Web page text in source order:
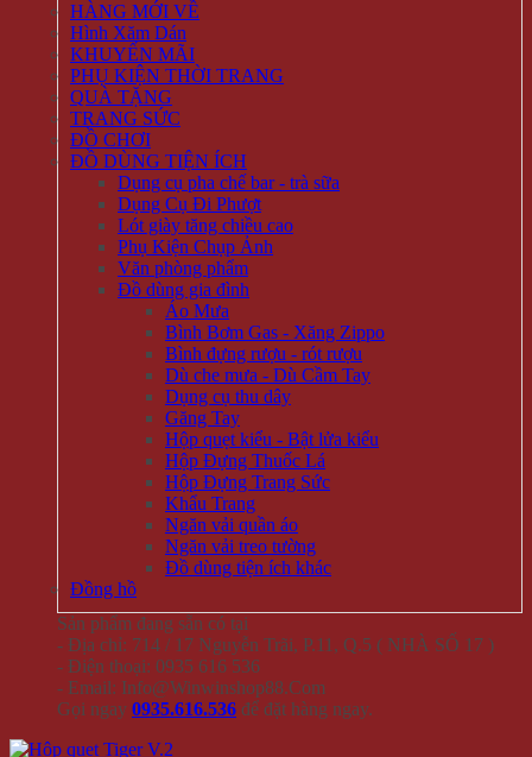
HÀNG MỚI VỀ
Hình Xăm Dán
KHUYẾN MÃI
PHỤ KIỆN THỜI TRANG
QUÀ TẶNG
TRANG SỨC
ĐỒ CHƠI
ĐỒ DÙNG TIỆN ÍCH
Dụng cụ pha chế bar - trà sữa
Dụng Cụ Đi Phượt
Lót giày tăng chiều cao
Phụ Kiện Chụp Ảnh
Văn phòng phẩm
Đồ dùng gia đình
Áo Mưa
Bình Bơm Gas - Xăng Zippo
Bình đựng rượu - rót rượu
Dù che mưa - Dù Cầm Tay
Dụng cụ thu dây
Găng Tay
Hộp quẹt kiểu - Bật lửa kiểu
Hộp Đựng Thuốc Lá
Hộp Đựng Trang Sức
Khẩu Trang
Ngăn vải quần áo
Ngăn vải treo tường
Đồ dùng tiện ích khác
Đồng hồ
Sản phẩm đang sẵn có tại
- Địa chỉ: 714 / 17 Nguyễn Trãi, P.11, Q.5 ( NHÀ SỐ 17 )
- Điện thoại: 0935 616 536
- Email: Info@Winwinshop88.Com
Gọi ngay 0935.616.536 để đặt hàng ngay.